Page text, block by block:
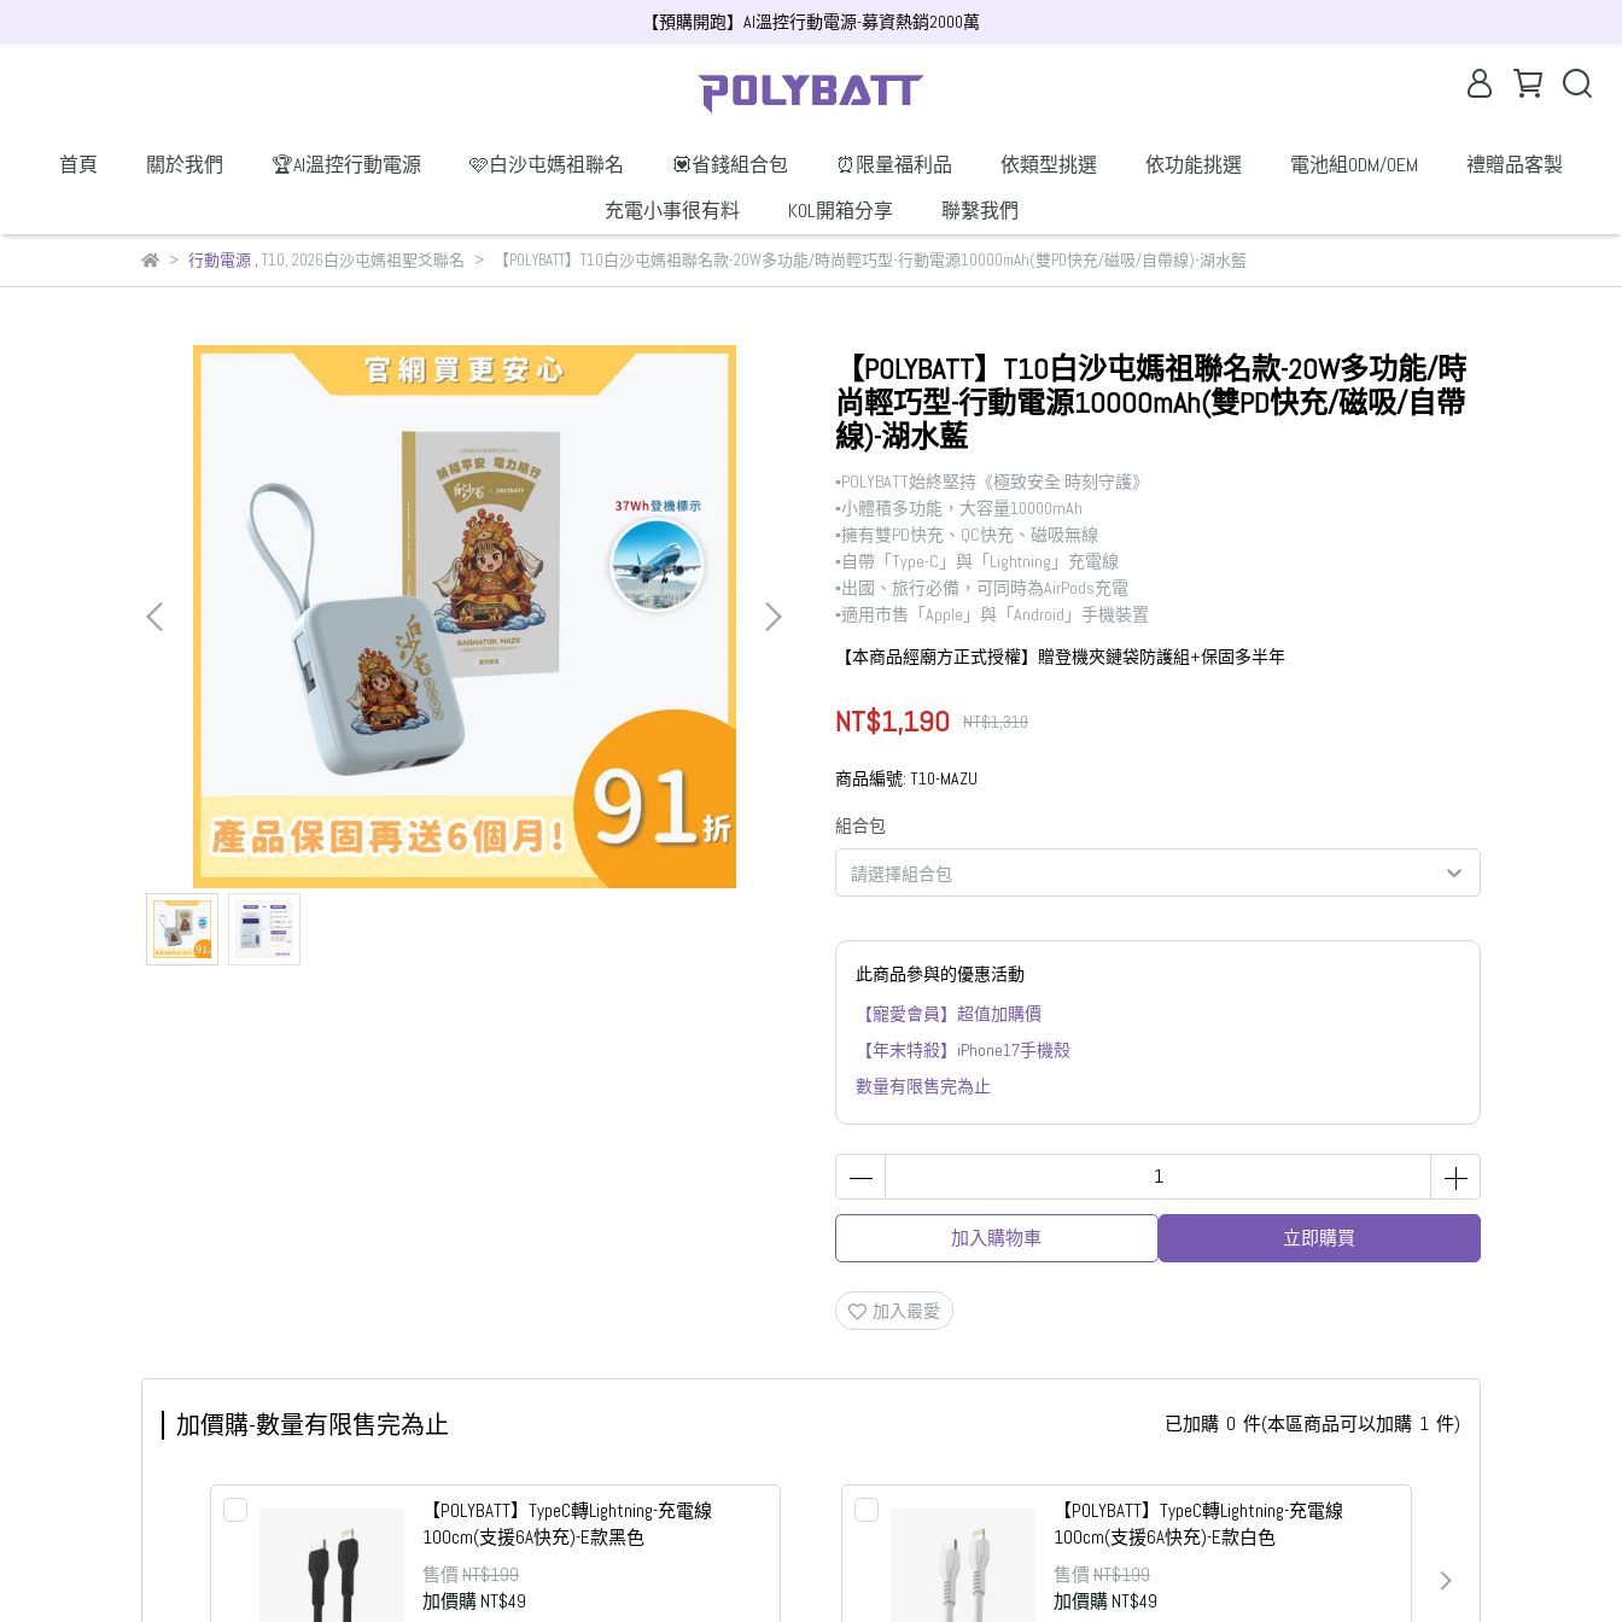
【預購開跑】AI溫控行動電源-募資熱銷2000萬
首頁 關於我們 🏆AI溫控行動電源 🩷白沙屯媽祖聯名 💟省錢組合包 ⏰限量福利品 依類型挑選 依功能挑選 電池組ODM/OEM
禮贈品客製
充電小事很有料
KOL開箱分享 聯繫我們
行動電源, T10, 2026白沙屯媽祖聖爻聯名 【POLYBATT】T10白沙屯媽祖聯名款-20W多功能/時尚輕巧型-行動電源10000mAh(雙PD快充/磁吸/自帶線)-湖水藍
【POLYBATT】T10白沙屯媽祖聯名款-20W多功能/時
尚輕巧型-行動電源10000mAh(雙PD快充/磁吸/自帶
線)-湖水藍
▪︎POLYBATT始終堅持《極致安全 時刻守護》
▪︎小體積多功能，大容量10000mAh
▪︎擁有雙PD快充、QC快充、磁吸無線
▪︎自帶「Type-C」與「Lightning」充電線
▪︎出國、旅行必備，可同時為AirPods充電
▪︎適用市售「Apple」與「Android」手機裝置
【本商品經廟方正式授權】贈登機夾鏈袋防護組+保固多半年
NT$1,190 NT$1,310
商品編號: T10-MAZU
組合包
此商品參與的優惠活動
【寵愛會員】超值加購價
【年末特殺】iPhone17手機殼
數量有限售完為止
加入購物車 立即購買
加入最愛
加價購-數量有限售完為止 已加購 0 件(本區商品可以加購 1 件)
【POLYBATT】TypeC轉Lightning-充電線
100cm(支援6A快充)-E款黑色
售價 NT$199
加價購 NT$49
【POLYBATT】TypeC轉Lightning-充電線
100cm(支援6A快充)-E款白色
售價 NT$199
加價購 NT$49